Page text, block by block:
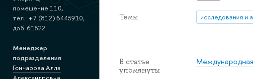
помещение 110,
тел.: +7 (812) 6445910,
доб. 61622
Менеджер
подразделения:
Гончарова Алла
Темы исследования и
В статье
упомянуты